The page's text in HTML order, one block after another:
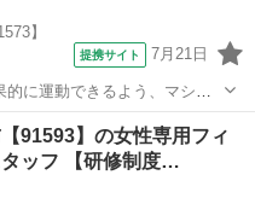
】
提携サイト 7月21日
に運動できるよう、マシン
めての方や苦手な方がほとん
日はこの動きを意識しまし
...
91593】の女性専用フィ
ッフ 【研修制度…